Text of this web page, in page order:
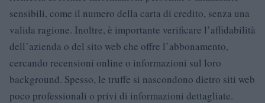
sensibili, come il numero della carta di credito, senza una
valida ragione. Inoltre, è importante verificare l’affidabilità
dell’azienda o del sito web che offre l’abbonamento,
cercando recensioni online o informazioni sul loro
background. Spesso, le truffe si nascondono dietro siti web
poco professionali o privi di informazioni dettagliate.